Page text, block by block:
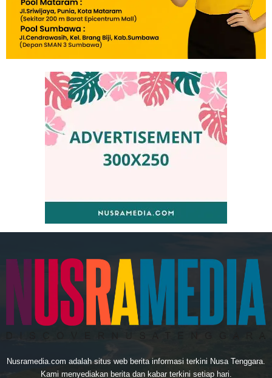
Nusramedia.com adalah situs web berita informasi terkini Nusa Tenggara.
Kami menyediakan berita dan kabar terkini setiap hari.